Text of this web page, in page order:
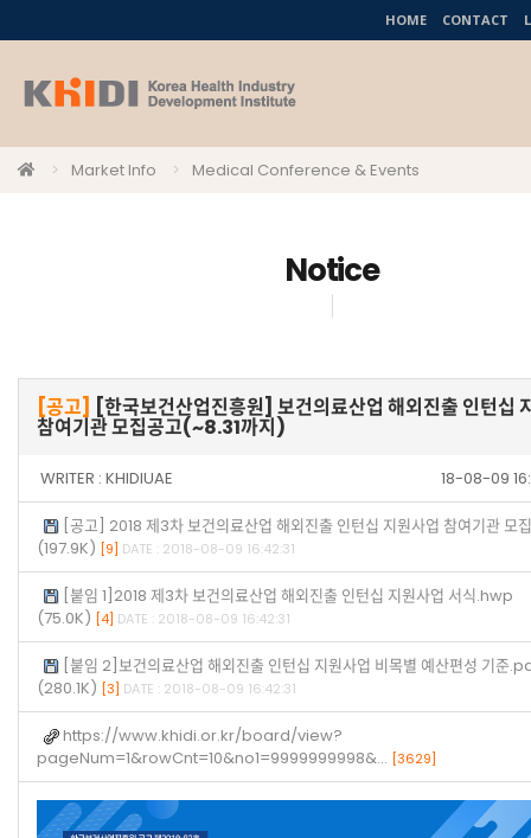
HOME CONTACT
Market Info Medical Conference & Events
Notice
[공고] [한국보건산업진흥원] 보건의료산업 해외진출 인턴십
참여기관 모집공고(~8.31까지)
WRITER : KHIDIUAE 18-08-09
[공고] 2018 제3차 보건의료산업 해외진출 인턴십 지원사업 참여기관 모
(197.9K) [9] DATE : 2018-08-09 16:42:31
[붙임 1]2018 제3차 보건의료산업 해외진출 인턴십 지원사업 서식.hwp
(75.0K) [4] DATE : 2018-08-09 16:42:31
[붙임 2]보건의료산업 해외진출 인턴십 지원사업 비목별 예산편성 기준
(280.1K) [3] DATE : 2018-08-09 16:42:31
https://www.khidi.or.kr/board/view?
pageNum=1&rowCnt=10&no1=9999999998&… [3629]